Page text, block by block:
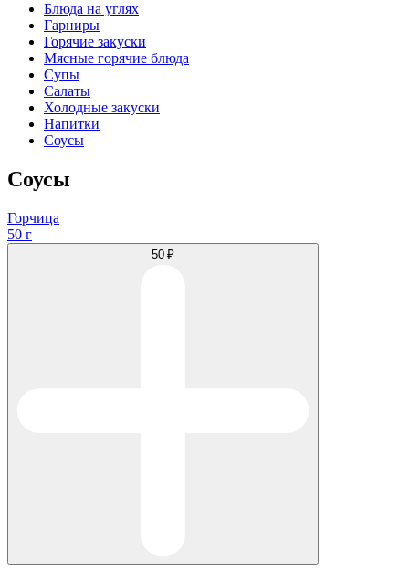
Блюда на углях
Гарниры
Горячие закуски
Мясные горячие блюда
Супы
Салаты
Холодные закуски
Напитки
Соусы
Соусы
Горчица
50 г
50 ₽